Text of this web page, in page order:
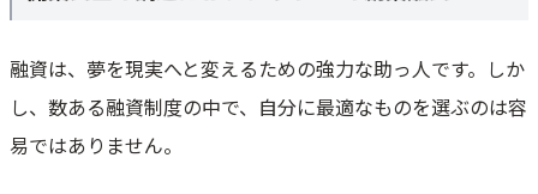
融資は、夢を現実へと変えるための強力な助っ人です。しか
し、数ある融資制度の中で、自分に最適なものを選ぶのは容
易ではありません。